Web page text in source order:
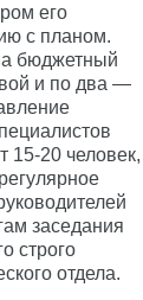
его
с планом.
бюджетный
и по два —
15-20 человек,
заседания
строго
отдела.